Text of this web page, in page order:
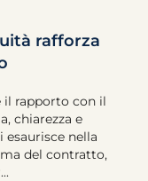
rafforza
il rapporto con il
chiarezza e
nella
del contratto,